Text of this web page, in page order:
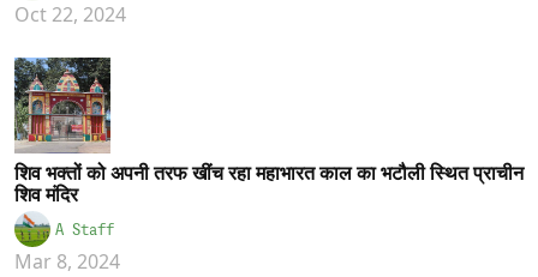
Oct 22, 2024
शिव भक्तों को अपनी तरफ खींच रहा महाभारत काल का भटौली स्थित प्राचीन
शिव मंदिर
A Staff
Mar 8, 2024